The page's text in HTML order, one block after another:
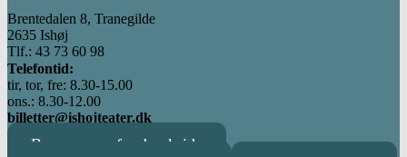
Brentedalen 8, Tranegilde
2635 Ishøj
Tlf.: 43 73 60 98
Telefontid:
tir, tor, fre: 8.30-15.00
ons.: 8.30-12.00
billetter@ishojteater.dk
Besøg vores facebookside